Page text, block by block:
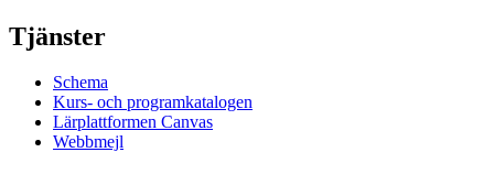
Tjänster
Schema
Kurs- och programkatalogen
Lärplattformen Canvas
Webbmejl